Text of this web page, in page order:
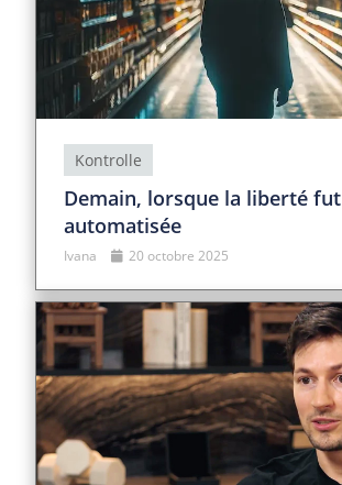
Kontrolle
Demain, lorsque la liberté fut
automatisée
Ivana 20 octobre 2025